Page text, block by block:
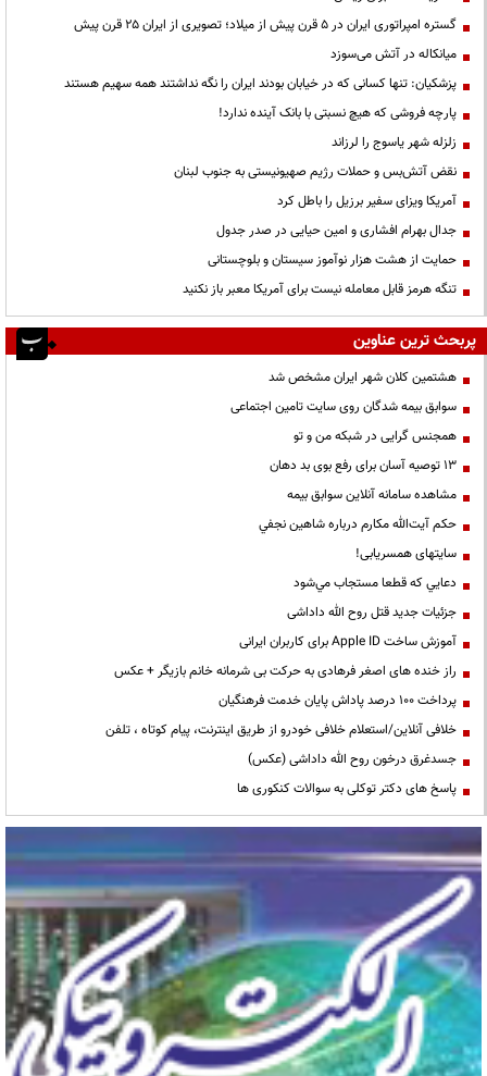
گستره امپراتوری ایران در ۵ قرن پیش از میلاد؛ تصویری از ایران ۲۵ قرن پیش
میانکاله در آتش می‌سوزد
پزشکیان: تنها کسانی که در خیابان بودند ایران را نگه نداشتند همه سهیم هستند
پارچه فروشی که هیچ نسبتی با بانک آینده ندارد!
زلزله شهر یاسوج را لرزاند
نقض آتش‌بس و حملات رژیم صهیونیستی به جنوب لبنان
آمریکا ویزای سفیر برزیل را باطل کرد
جدال بهرام افشاری و امین حیایی در صدر جدول
حمایت از هشت هزار نوآموز سیستان و بلوچستانی
تنگه هرمز قابل معامله نیست برای آمریکا معبر باز نکنید
پربحث ترین عناوین
هشتمین کلان شهر ایران مشخص شد
سوابق بیمه شدگان روی سایت تامین اجتماعی
همجنس گرایی در شبکه من و تو
13 توصیه آسان برای رفع بوی بد دهان
مشاهده سامانه آنلاين سوابق بیمه
حكم آيت‌الله مكارم درباره شاهين نجفي
سایتهای همسریابی!
دعايي كه قطعا مستجاب مي‌شود
جزئیات جدید قتل روح الله داداشی
آموزش ساخت Apple ID برای کاربران ایرانی
راز خنده های اصغر فرهادی به حرکت بی شرمانه خانم بازیگر + عکس
پرداخت ۱۰۰ درصد پاداش پایان خدمت فرهنگیان
خلافی آنلاین/استعلام خلافی خودرو از طریق اینترنت، پیام کوتاه ، تلفن
جسدغرق درخون روح الله داداشی (عکس)
پاسخ های دکتر توکلی به سوالات کنکوری ها